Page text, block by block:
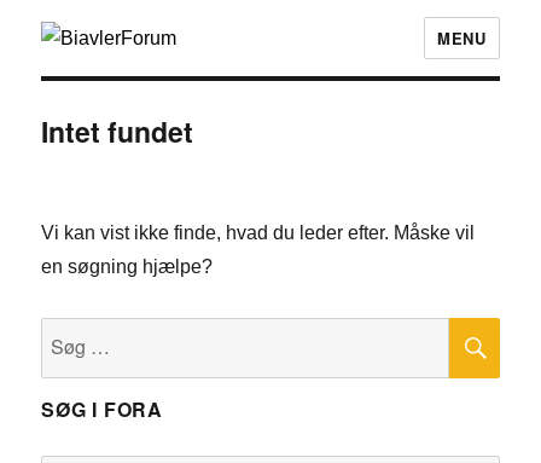
MENU
Intet fundet
Vi kan vist ikke finde, hvad du leder efter. Måske vil
en søgning hjælpe?
SØG I FORA